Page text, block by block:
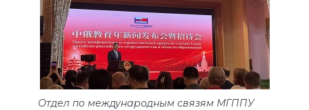
Отдел по международным связям МГППУ